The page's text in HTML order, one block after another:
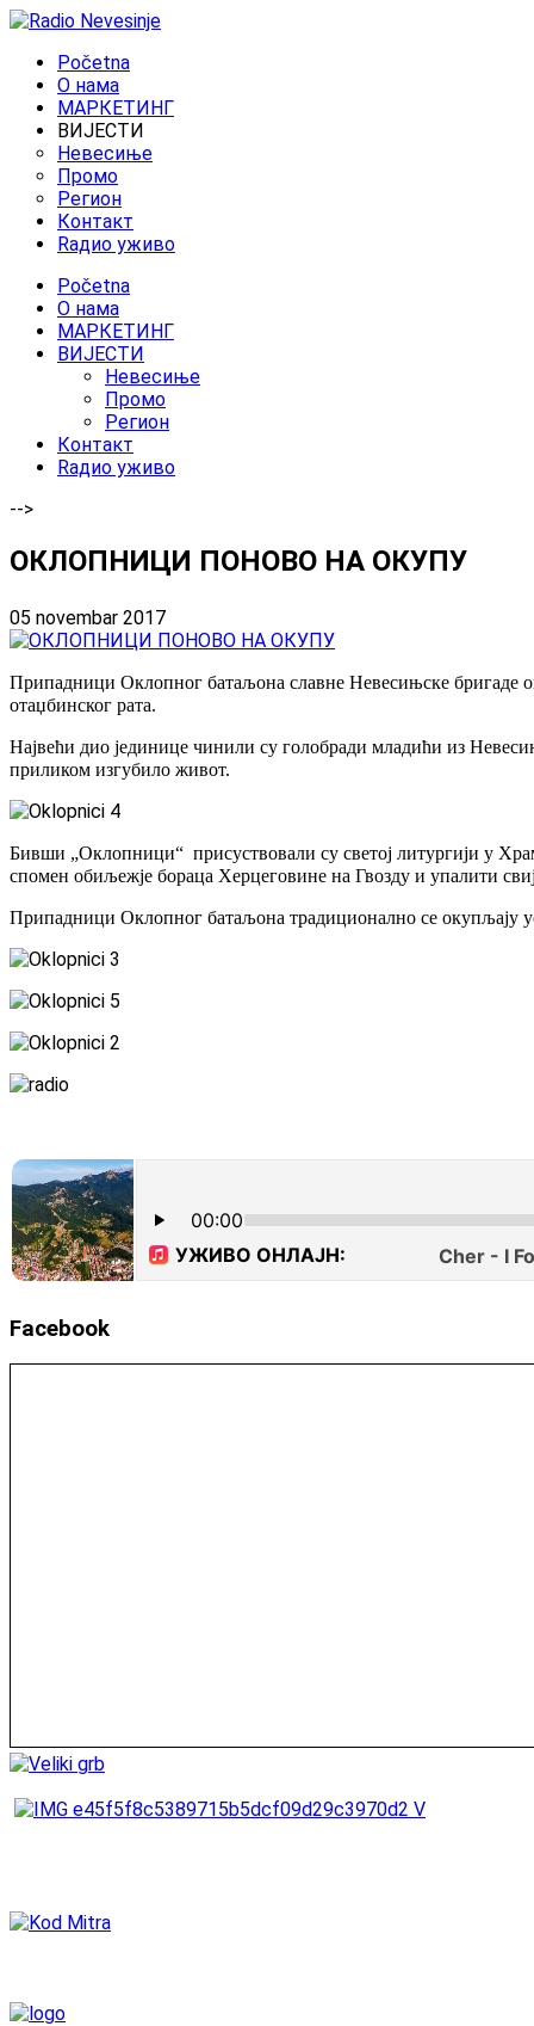
Početna
O нама
МАРКЕТИНГ
ВИЈЕСТИ
Невесиње
Промо
Регион
Контакт
Rадио уживо
Početna
O нама
МАРКЕТИНГ
ВИЈЕСТИ
Невесиње
Промо
Регион
Контакт
Rадио уживо
-->
ОКЛОПНИЦИ ПОНОВО НА ОКУПУ
05 novembar 2017
Припадници Оклопног батаљона славне Невесињске бригаде
отаџбинског рата.
Највећи дио јединице чинили су голобради младићи из
приликом изгубило живот.
Бивши „Оклопници“ присуствовали су светој литургији у
спомен обиљежје бораца Херцеговине на Гвозду и упалити
Припадници Оклопног батаљона традиционално се окупљају
Facebook